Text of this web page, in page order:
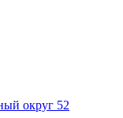
округ 52